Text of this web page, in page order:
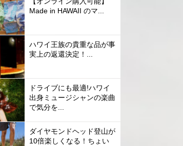
Made in HAWAII のマ...
ハワイ王族の貴重な品が事
実上の返還決定！...
ドライブにも最適!ハワイ
出身ミュージシャンの楽曲
で気分を...
ダイヤモンドヘッド登山が
10倍楽しくなる！ちょい